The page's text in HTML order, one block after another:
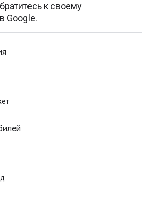
к своему
Google.